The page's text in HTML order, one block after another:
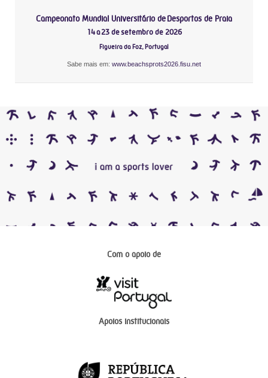
Campeonato Mundial Universitário de Desportos de Praia
14 a 23 de setembro de 2026
Figueira da Foz, Portugal
Sabe mais em: www.beachsprots2026.fisu.net
Com o apoio de
Apoios institucionais